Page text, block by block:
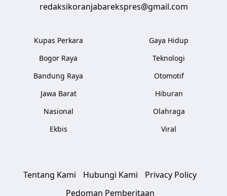
redaksikoranjabarekspres@gmail.com
Kupas Perkara
Bogor Raya
Bandung Raya
Jawa Barat
Nasional
Ekbis
Gaya Hidup
Teknologi
Otomotif
Hiburan
Olahraga
Viral
Tentang Kami Hubungi Kami
Privacy Policy
Pedoman Pemberitaan